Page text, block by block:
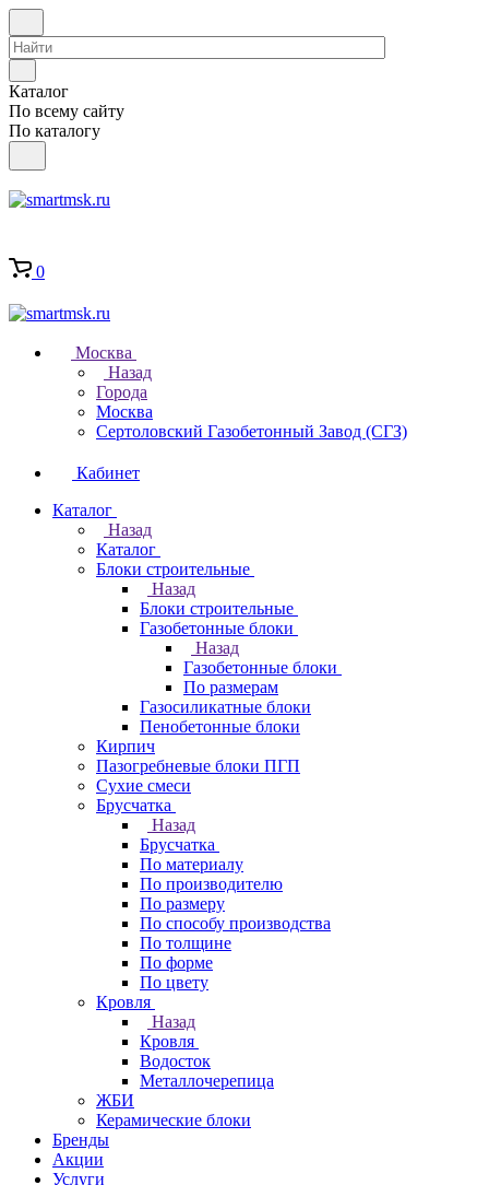
Каталог
По всему сайту
По каталогу
0
Москва
Назад
Города
Москва
Сертоловский Газобетонный Завод (СГЗ)
Кабинет
Каталог
Назад
Каталог
Блоки строительные
Назад
Блоки строительные
Газобетонные блоки
Назад
Газобетонные блоки
По размерам
Газосиликатные блоки
Пенобетонные блоки
Кирпич
Пазогребневые блоки ПГП
Сухие смеси
Брусчатка
Назад
Брусчатка
По материалу
По производителю
По размеру
По способу производства
По толщине
По форме
По цвету
Кровля
Назад
Кровля
Водосток
Металлочерепица
ЖБИ
Керамические блоки
Бренды
Акции
Услуги